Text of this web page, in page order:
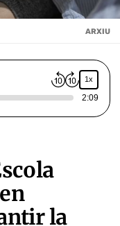
la
ARXIU
1x
2:09